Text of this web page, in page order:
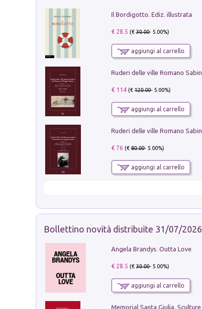
Il Bordigotto. Ediz. illustrata
€ 28.5 (€30.00- 5.00%)
aggiungi al carrello
€ 114(€120.00- 5.00%)
aggiungi al carrello
€ 76 (€80.00- 5.00%)
aggiungi al carrello
Bollettino novità distribuite 31/07/2026
Angela Brandys. Outta Love
€ 28.5 (€30.00- 5.00%)
aggiungi al carrello